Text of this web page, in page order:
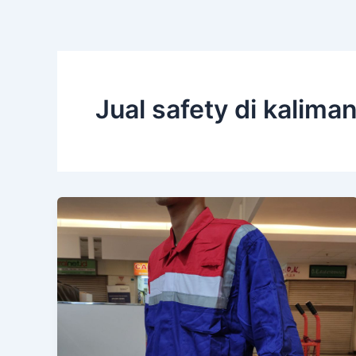
Jual safety di